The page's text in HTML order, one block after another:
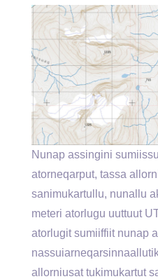
Nunap assingini
atorneqarput, tassa
sanimukartullu, nunallu
meteri atorlugu uuttuut
atorlugit sumiiffiit nunap
allorniusat tukimukartut